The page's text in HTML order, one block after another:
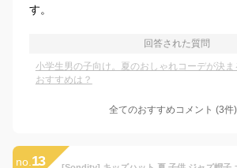
す。
回答された質問
小学生男の子向け。夏のおしゃれコーデが決
おすすめは？
全てのおすすめコメント (3件)
no. 13